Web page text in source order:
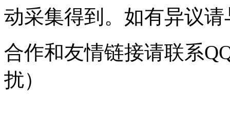
动采集得到。如有异议
合作和友情链接请联系
扰）